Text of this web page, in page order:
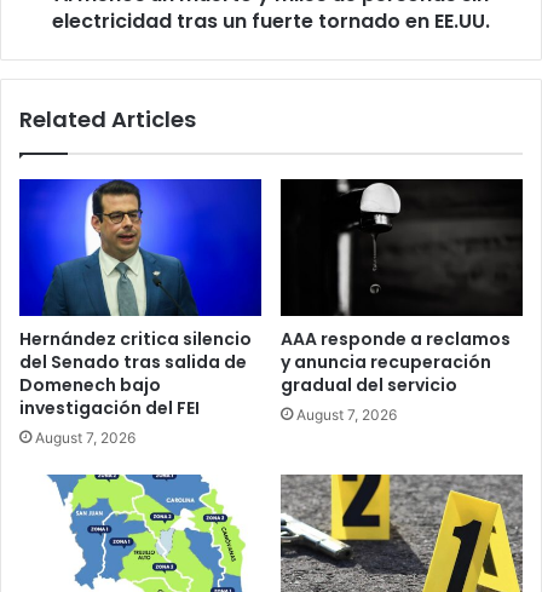
en
electricidad tras un fuerte tornado en EE.UU.
Related Articles
Hernández critica silencio
del Senado tras salida de
Domenech bajo
investigación del FEI
August 7, 2026
AAA responde a reclamos
y anuncia recuperación
gradual del servicio
August 7, 2026